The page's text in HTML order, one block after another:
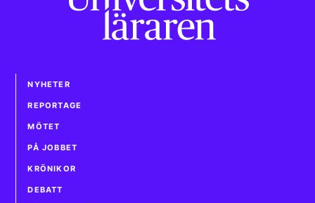
NYHETER
REPORTAGE
MÖTET
PÅ JOBBET
KRÖNIKOR
DEBATT